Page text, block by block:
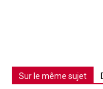
Sur le même sujet